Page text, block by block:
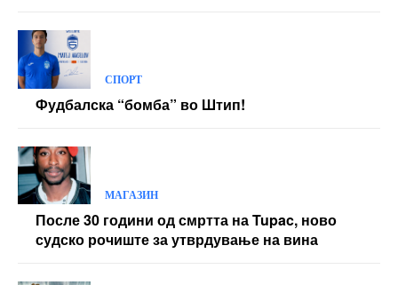
СПОРТ
Фудбалска “бомба” во Штип!
МАГАЗИН
После 30 години од смртта на Tupac, ново
судско рочиште за утврдување на вина